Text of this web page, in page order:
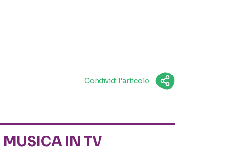
Condividi l'articolo
MUSICA IN TV